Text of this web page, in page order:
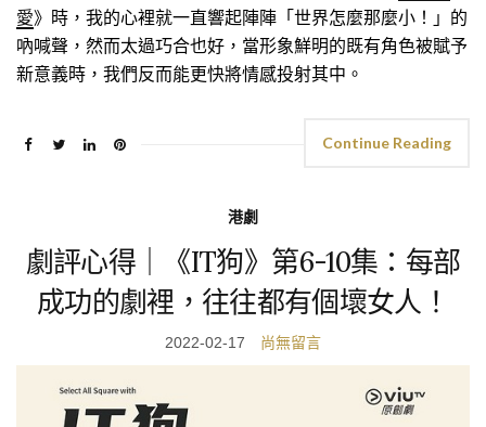
愛》時，我的心裡就一直響起陣陣「世界怎麼那麼小！」的
吶喊聲，然而太過巧合也好，當形象鮮明的既有角色被賦予
新意義時，我們反而能更快將情感投射其中。
Continue Reading
港劇
劇評心得｜《IT狗》第6-10集：每部
成功的劇裡，往往都有個壞女人！
2022-02-17 尚無留言